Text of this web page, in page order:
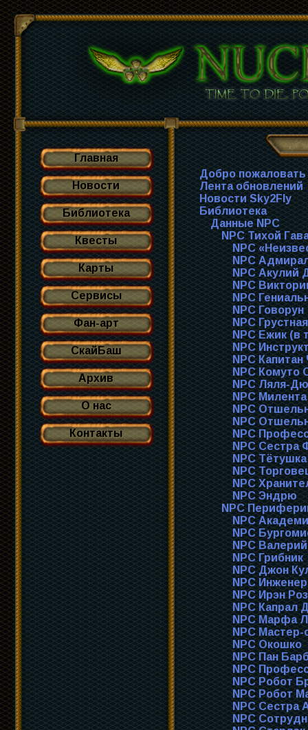
Главная
Новости
Библиотека
Квесты
Карты
Сервисы
Фан-арт
СкайБаш
Архив
О нас
Контакты
Добро пожаловать
Лента обновлений
Новости Sky2Fly
Библиотека
Данные NPC
NPC Тихой
NPC
NPC
NPC Акулий
NPC
NPC
NPC Говорун
NPC
NPC Ежик (в
NPC
NPC Капитан
NPC Комуто
NPC Ляля-
NPC Милента
NPC
NPC
NPC
NPC Сестра
NPC
NPC
NPC
NPC Эндрю
NPC
NPC
NPC
NPC
NPC Грибник
NPC Джон
NPC
NPC Ирэн
NPC Капрал
NPC Марфа
NPC
NPC Окошко
NPC Пан
NPC
NPC Робот
NPC Робот
NPC Сестра
NPC